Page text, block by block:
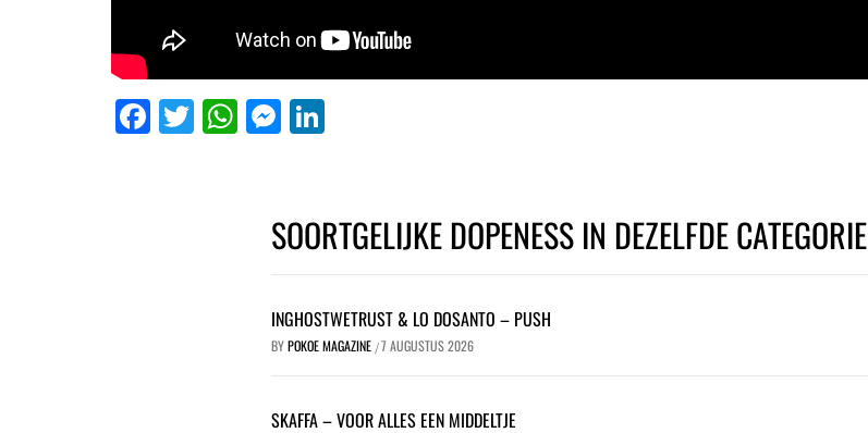
Facebook
Twitter
WhatsApp
Messenger
SOORTGELIJKE DOPENESS IN DEZELFDE CATEGORIE
INGHOSTWETRUST & LO DOSANTO – PUSH
BYPOKOE MAGAZINE /7 AUGUSTUS 2026
SKAFFA – VOOR ALLES EEN MIDDELTJE